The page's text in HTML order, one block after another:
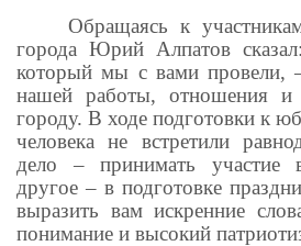
Обращаясь к
города Юрий Алпатов
который мы с вами провели, –
нашей работы, отношения
городу. В ходе подготовки к
человека не встретили
дело – принимать участие
другое – в подготовке
выразить вам искренние
понимание и высокий